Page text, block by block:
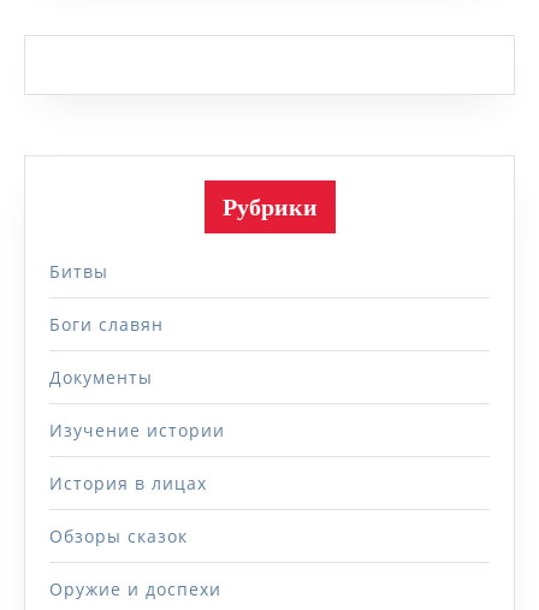
Рубрики
Битвы
Боги славян
Документы
Изучение истории
История в лицах
Обзоры сказок
Оружие и доспехи